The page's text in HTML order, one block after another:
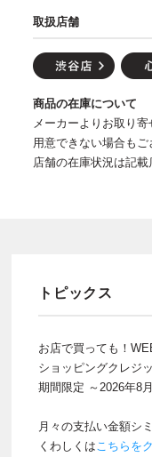
取扱店舗
商品の在庫について
メーカーよりお取り
用意できない場合もご
店舗の在庫状況は記載
トピックス
お店で買っても！
ショッピングクレジ
期間限定 ～2026年8
月々の支払い金額シ
くわしくはこちらを